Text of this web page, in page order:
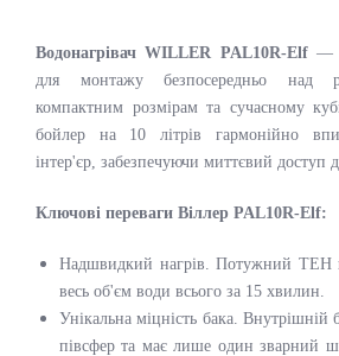
Водонагрівач WILLER PAL10R-Elf —
для монтажу безпосередньо над
компактним розмірам та сучасному
бойлер на 10 літрів гармонійно
інтер'єр, забезпечуючи миттєвий доступ
Ключові переваги Віллер PAL10R-Elf:
Надшвидкий нагрів. Потужний ТЕН
весь об'єм води всього за 15 хвилин.
Унікальна міцність бака. Внутрішній
півсфер та має лише один зварний